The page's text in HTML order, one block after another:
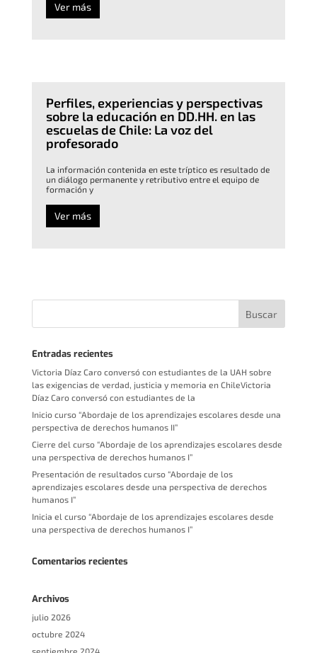
Ver más
Perfiles, experiencias y perspectivas
sobre la educación en DD.HH. en las
escuelas de Chile: La voz del
profesorado
La información contenida en este tríptico es resultado de
un diálogo permanente y retributivo entre el equipo de
formación y
Ver más
Entradas recientes
Victoria Díaz Caro conversó con estudiantes de la UAH sobre
las exigencias de verdad, justicia y memoria en ChileVictoria
Díaz Caro conversó con estudiantes de la
Inicio curso “Abordaje de los aprendizajes escolares desde una
perspectiva de derechos humanos II”
Cierre del curso “Abordaje de los aprendizajes escolares desde
una perspectiva de derechos humanos I”
Presentación de resultados curso “Abordaje de los
aprendizajes escolares desde una perspectiva de derechos
humanos I”
Inicia el curso “Abordaje de los aprendizajes escolares desde
una perspectiva de derechos humanos I”
Comentarios recientes
Archivos
julio 2026
octubre 2024